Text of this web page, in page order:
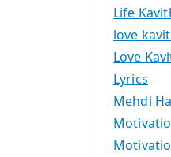
Life
love
Love
Lyrics
Mehdi